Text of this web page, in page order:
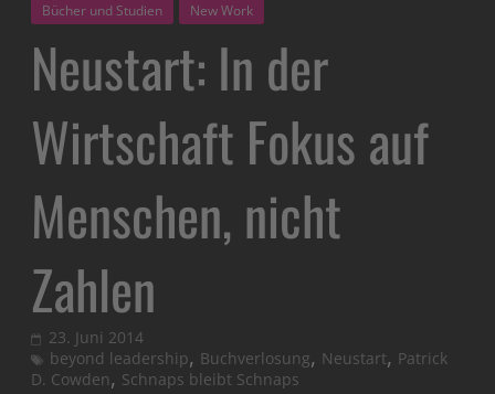
Bücher und Studien New Work
Neustart: In der
Wirtschaft Fokus auf
Menschen, nicht
Zahlen
23. Juni 2014
beyond leadership, Buchverlosung, Neustart, Patrick
D. Cowden, Schnaps bleibt Schnaps